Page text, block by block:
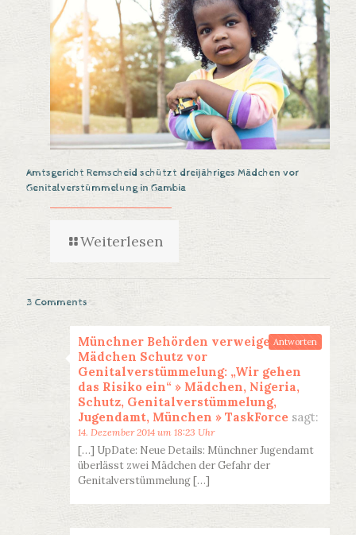
Amtsgericht Remscheid schützt dreijähriges Mädchen vor
Genitalverstümmelung in Gambia
Weiterlesen
3 Comments
Münchner Behörden verweigern zwei
Mädchen Schutz vor
Genitalverstümmelung: „Wir gehen
das Risiko ein“ » Mädchen, Nigeria,
Schutz, Genitalverstümmelung,
Jugendamt, München » TaskForce sagt:
14. Dezember 2014 um 18:23 Uhr
[…] UpDate: Neue Details: Münchner Jugendamt
überlässt zwei Mädchen der Gefahr der
Genitalverstümmelung […]
Antworten